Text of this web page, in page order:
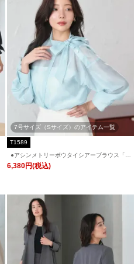
7号サイズ（Sサイズ）のアイテム一覧
T1589
●アシンメトリーボウタイシアーブラウス「T
1589」/ 学校行事・通勤・ビジネス・オフィ
6,380円(税込)